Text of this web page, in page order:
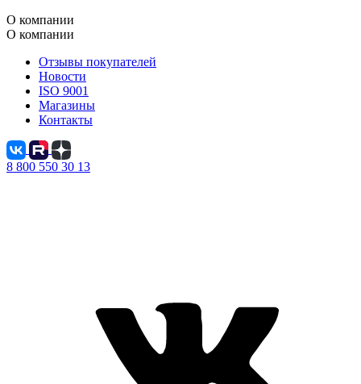
О компании
О компании
Отзывы покупателей
Новости
ISO 9001
Магазины
Контакты
8 800 550 30 13